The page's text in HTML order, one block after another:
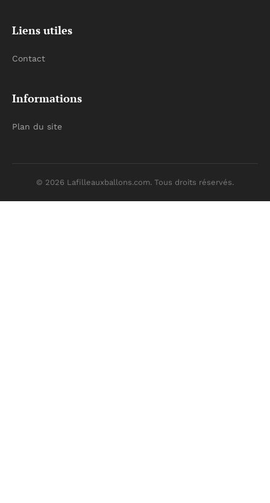
Liens utiles
Contact
Informations
Plan du site
© 2026 Lafilleauxballons.com. Tous droits réservés.